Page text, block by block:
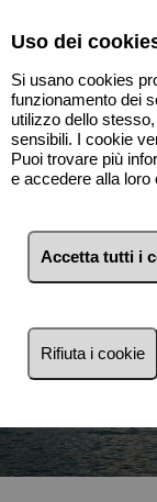
Uso dei
Si usano cookies
funzionamento dei
utilizzo dello
sensibili. I cookie
Puoi trovare più
e accedere alla loro
Accetta tutti i
Rifiuta i cookie